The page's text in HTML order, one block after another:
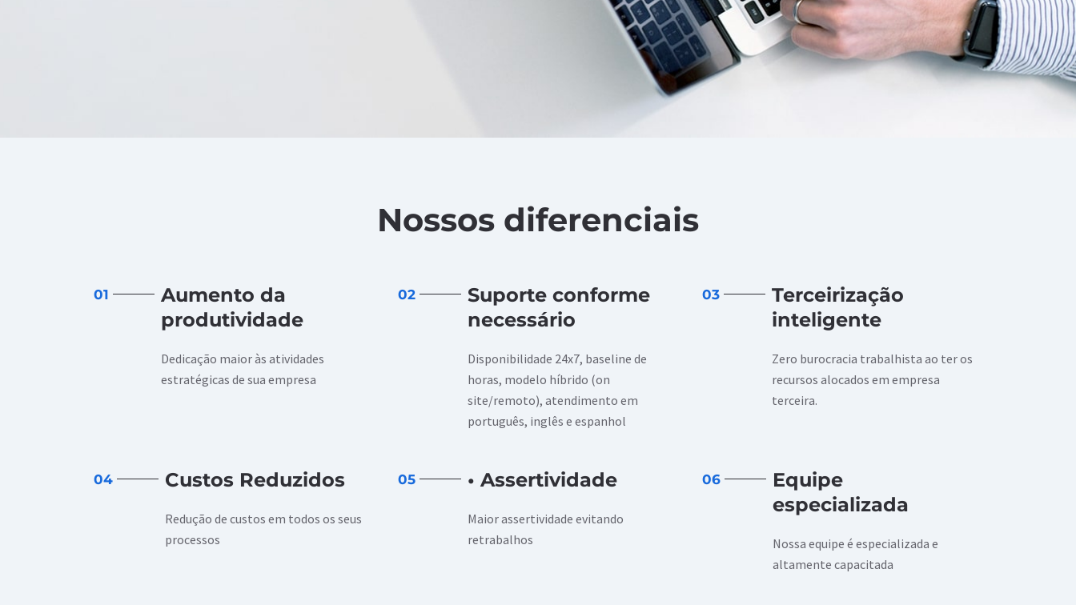
Nossos diferenciais
01
Aumento da
produtividade
Dedicação maior às atividades
estratégicas de sua empresa
02
Suporte conforme
necessário
Disponibilidade 24x7, baseline de
horas, modelo híbrido (on
site/remoto), atendimento em
português, inglês e espanhol
03
Terceirização
inteligente
Zero burocracia trabalhista ao ter os
recursos alocados em empresa
terceira.
04 Custos Reduzidos
Redução de custos em todos os seus
processos
05 • Assertividade
Maior assertividade evitando
retrabalhos
06
Equipe
especializada
Nossa equipe é especializada e
altamente capacitada